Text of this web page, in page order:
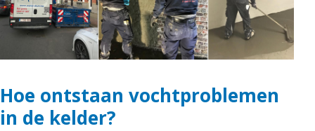
Hoe ontstaan vochtproblemen
in de kelder?